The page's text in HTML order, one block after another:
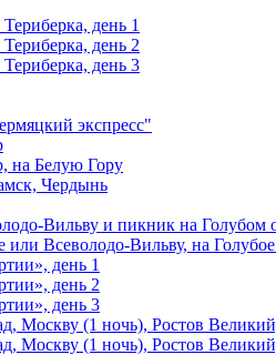
день 1
день 2
день 3
экспресс"
на Белую Гору
Чердынь
Вильву и пикник на Голубом
или Всеволодо-Вильву, на
день 1
день 2
день 3
Москву (1 ночь), Ростов
Москву (1 ночь), Ростов